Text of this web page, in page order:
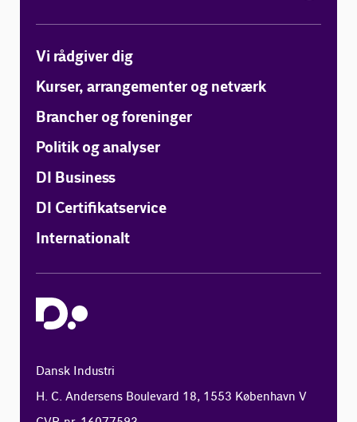
Vi rådgiver dig
Kurser, arrangementer og netværk
Brancher og foreninger
Politik og analyser
DI Business
DI Certifikatservice
Internationalt
Dansk Industri
H. C. Andersens Boulevard 18, 1553 København V